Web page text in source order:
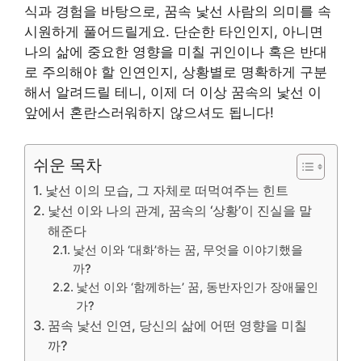
식과 경험을 바탕으로, 꿈속 낯선 사람의 의미를 속
시원하게 풀어드릴게요. 단순한 타인인지, 아니면
나의 삶에 중요한 영향을 미칠 귀인이나 혹은 반대
로 주의해야 할 인연인지, 상황별로 명확하게 구분
해서 알려드릴 테니, 이제 더 이상 꿈속의 낯선 이
앞에서 혼란스러워하지 않으셔도 됩니다!
쉬운 목차
낯선 이의 모습, 그 자체로 떠먹여주는 힌트
낯선 이와 나의 관계, 꿈속의 ‘상황’이 진실을 말
해준다
낯선 이와 ‘대화’하는 꿈, 무엇을 이야기했을
까?
낯선 이와 ‘함께하는’ 꿈, 동반자인가 장애물인
가?
꿈속 낯선 인연, 당신의 삶에 어떤 영향을 미칠
까?